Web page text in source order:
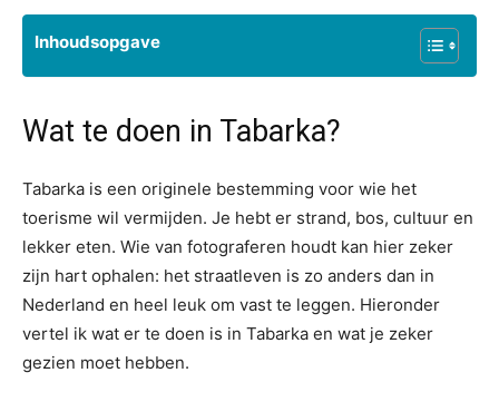
Inhoudsopgave
Wat te doen in Tabarka?
Tabarka is een originele bestemming voor wie het
toerisme wil vermijden. Je hebt er strand, bos, cultuur en
lekker eten. Wie van fotograferen houdt kan hier zeker
zijn hart ophalen: het straatleven is zo anders dan in
Nederland en heel leuk om vast te leggen. Hieronder
vertel ik wat er te doen is in Tabarka en wat je zeker
gezien moet hebben.